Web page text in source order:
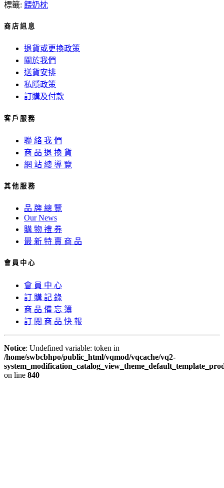
標籤: 餵奶枕
商 店 訊 息
退貨或更換政策
關於我們
送貨安排
私隱政策
訂購及付款
客 戶 服 務
聯 絡 我 們
商 品 退 換 貨
網 站 總 導 覽
其 他 服 務
品 牌 總 覽
Our News
購 物 禮 券
最 新 特 賣 商 品
會 員 中 心
會 員 中 心
訂 購 記 錄
商 品 備 忘 簿
訂 閱 商 品 快 報
Notice: Undefined variable: token in
/home/swbcbhpo/public_html/vqmod/vqcache/vq2-
on line 840